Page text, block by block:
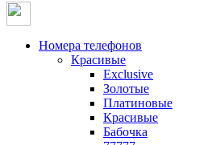
Номера телефонов
Красивые
Exclusive
Золотые
Платиновые
Красивые
Бабочка